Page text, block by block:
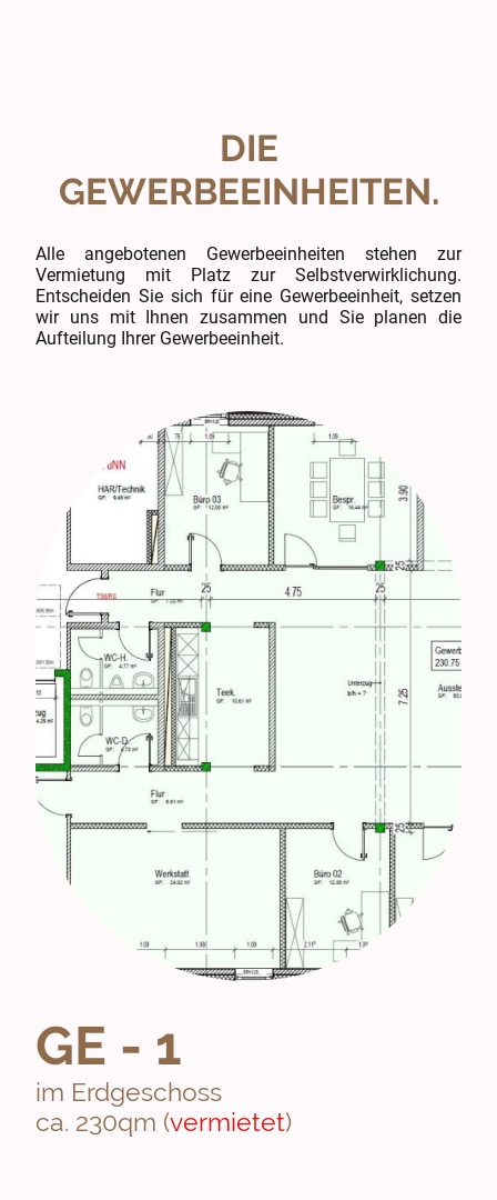
DIE
GEWERBEEINHEITEN.
Alle angebotenen Gewerbeeinheiten stehen zur
Vermietung mit Platz zur Selbstverwirklichung.
Entscheiden Sie sich für eine Gewerbeeinheit, setzen
wir uns mit Ihnen zusammen und Sie planen die
Aufteilung Ihrer Gewerbeeinheit.
GE - 1
im Erdgeschoss
ca. 230qm (vermietet)